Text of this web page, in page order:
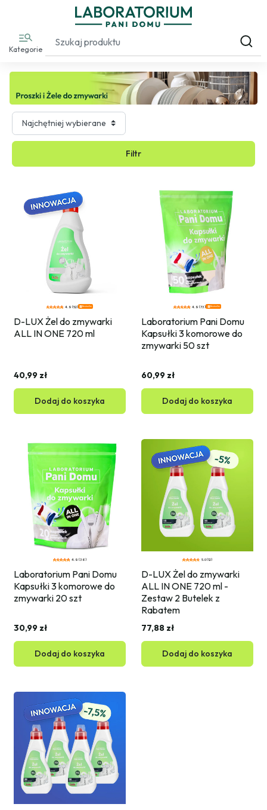
Kategorie
Filtr
4.9 (52) Bestseller
D-LUX Żel do zmywarki
ALL IN ONE 720 ml
40,99 zł
Dodaj do koszyka
4.9 (73) Bestseller
Laboratorium Pani Domu
Kapsułki 3 komorowe do
zmywarki 50 szt
60,99 zł
Dodaj do koszyka
4.9 (36)
Laboratorium Pani Domu
Kapsułki 3 komorowe do
zmywarki 20 szt
30,99 zł
Dodaj do koszyka
5.0 (12)
D-LUX Żel do zmywarki
ALL IN ONE 720 ml -
Zestaw 2 Butelek z
Rabatem
77,88 zł
Dodaj do koszyka